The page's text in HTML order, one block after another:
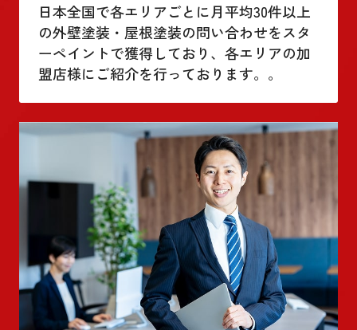
日本全国で各エリアごとに月平均30件以上
の外壁塗装・屋根塗装の問い合わせをスタ
ーペイントで獲得しており、各エリアの加
盟店様にご紹介を行っております。。